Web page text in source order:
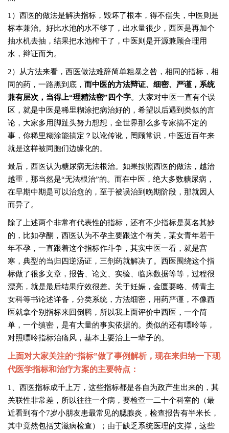
1）西医的做法是解决指标，毁坏了根本，得不偿失，中医则是
标本兼治。好比水池的水不够了，出水量很少，西医是再加个
抽水机去抽，结果把水池榨干了，中医则是开源兼顾合理用
水，辩证而为。
2）从方法来看，西医做法难辞简单粗暴之咎，相同的指标，相
同的药，一路黑到底， 而中医的方法辩证、细密、严谨，系统
兼有层次，当得上“理精法密”四个字。大家对中医一直有个误
区，就是中医是稀里糊涂把病治好的，希望以后遇到类似的言
论，大家多用脚趾头努力想想，全世界那么多专家搞不定的
事，你稀里糊涂能搞定？以讹传讹，罔顾常识，中医近百年来
就是这样被同胞们边缘化的。
最后，西医认为糖尿病无法根治。如果按照西医的做法，越治
越重，那当然是“无法根治”的。而在中医，绝大多数糖尿病，
在早期中期是可以治愈的，至于被误治到晚期阶段，那就因人
而异了。
除了上述两个非常有代表性的指标，还有不少指标是莫名其妙
的，比如孕酮，西医认为不孕主要跟这个有关，某女青年若干
年不孕，一直跟着这个指标作斗争，其实中医一看，就是宫
寒，典型的当归四逆汤证，三剂药就解决了。西医围绕这个指
标做了很多文章，报告、论文、实验、临床数据等等，过程很
漂亮，就是最后结果疗效很差。关于妊娠，金匮要略、傅青主
女科等书论述详备，分类系统，方法细密，用药严谨，不像西
医就拿个别指标来回倒腾，所以我上面评价中西医，一个简
单，一个缜密，是有大量的事实依据的。类似的还有嘌呤等，
对照嘌呤指标治痛风，基本上要治上一辈子的。
上面对大家关注的“指标”做了事例解析，现在来归纳一下现
代医学指标和治疗方案的主要特点：
1、西医指标成千上万，这些指标都是各自为政产生出来的，其
关联性非常差，所以往往一个病，要检查一二十个科室的（最
近看到有个7岁小朋友患最常见的腮腺炎，检查报告有半米长，
其中竟然包括艾滋病检查）；由于缺乏系统医理的支撑，这些